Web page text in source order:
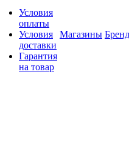
Условия
оплаты
Условия
доставки
Гарантия
на товар
Магазины